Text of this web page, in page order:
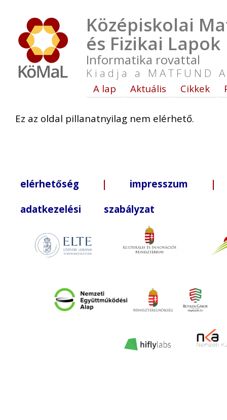
Középiskolai
és Fizikai Lapok
Informatika rovattal
Kiadja a MATFUND
A lap Aktuális Cikkek
Ez az oldal pillanatnyilag nem elérhető.
elérhetőség | impresszum |
adatkezelési szabályzat